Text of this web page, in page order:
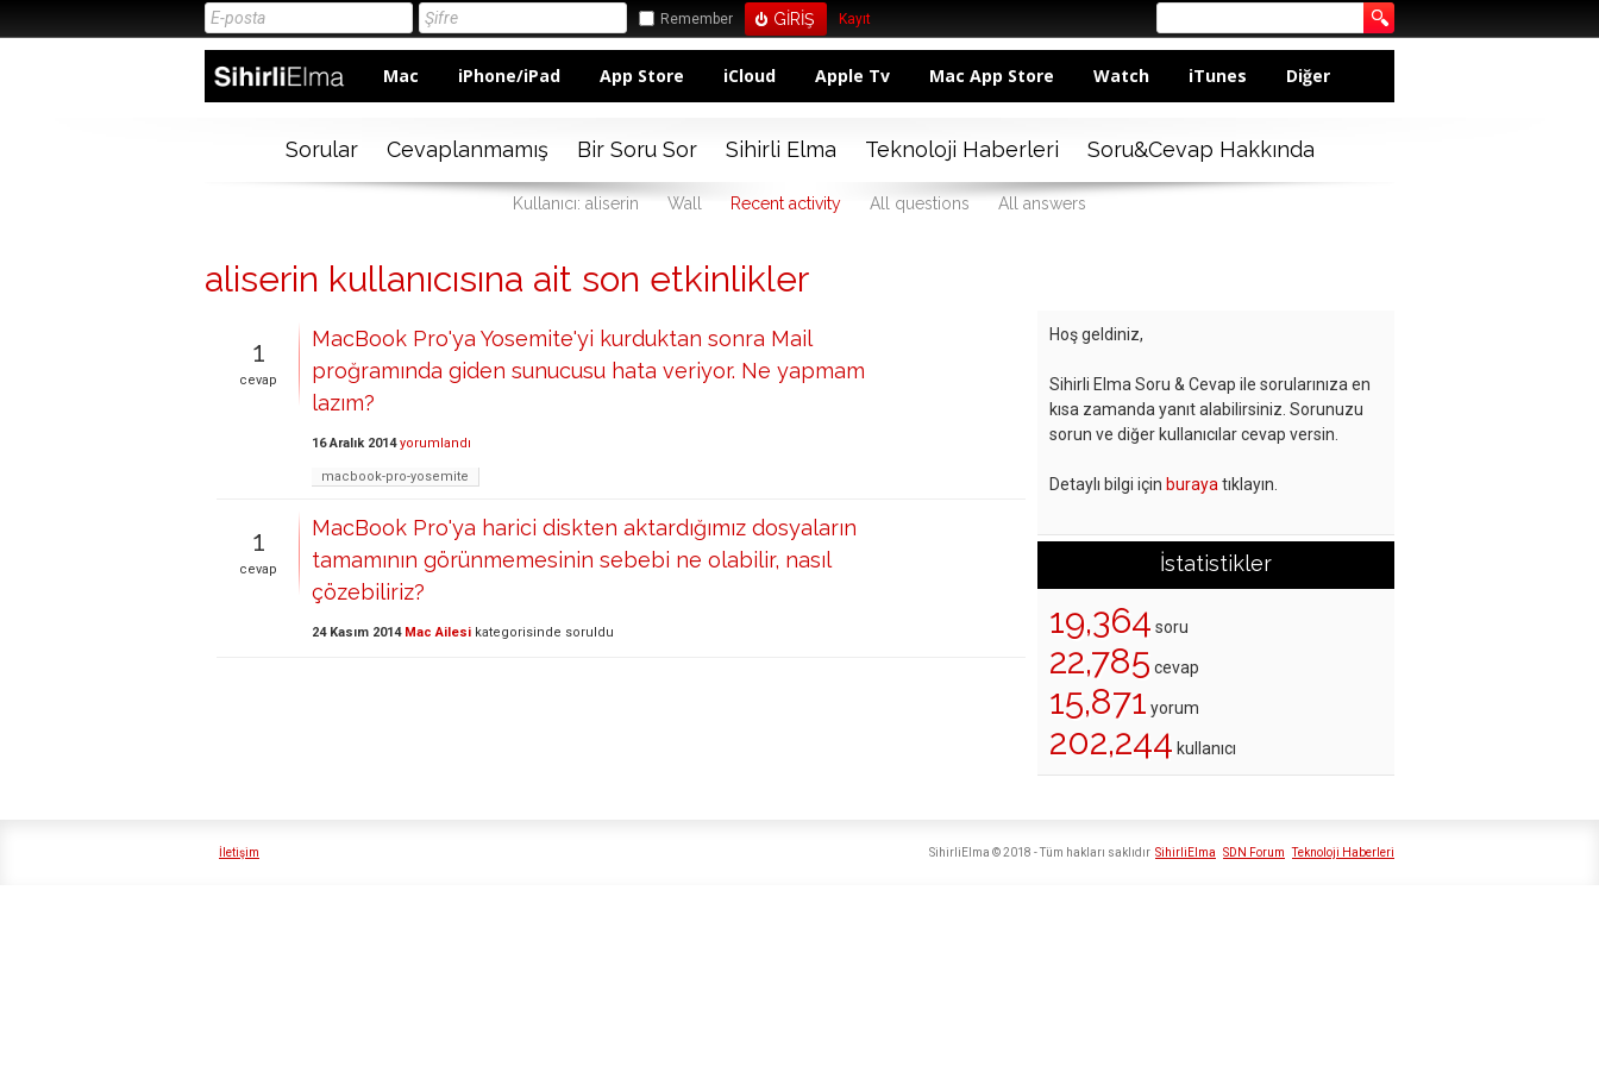
Remember Kayıt
Mac iPhone/iPad App Store iCloud Apple Tv Mac App Store Watch iTunes Diğer
Sorular Cevaplanmamış Bir Soru Sor Sihirli Elma Teknoloji Haberleri Soru&Cevap Hakkında
Kullanıcı: aliserin Wall Recent activity All questions All answers
aliserin kullanıcısına ait son etkinlikler
1
cevap
MacBook Pro'ya Yosemite'yi kurduktan sonra Mail
proğramında giden sunucusu hata veriyor. Ne yapmam
lazım?
16 Aralık 2014 yorumlandı
macbook-pro-yosemite
1
cevap
MacBook Pro'ya harici diskten aktardığımız dosyaların
tamamının görünmemesinin sebebi ne olabilir, nasıl
çözebiliriz?
24 Kasım 2014 Mac Ailesi kategorisinde soruldu
Hoş geldiniz,
Sihirli Elma Soru & Cevap ile sorularınıza en
kısa zamanda yanıt alabilirsiniz. Sorunuzu
sorun ve diğer kullanıcılar cevap versin.
Detaylı bilgi için buraya tıklayın.
İstatistikler
19,364 soru
22,785 cevap
15,871 yorum
202,244 kullanıcı
İletişim SihirliElma SDN Forum Teknoloji Haberleri
SihirliElma © 2018 - Tüm hakları saklıdır